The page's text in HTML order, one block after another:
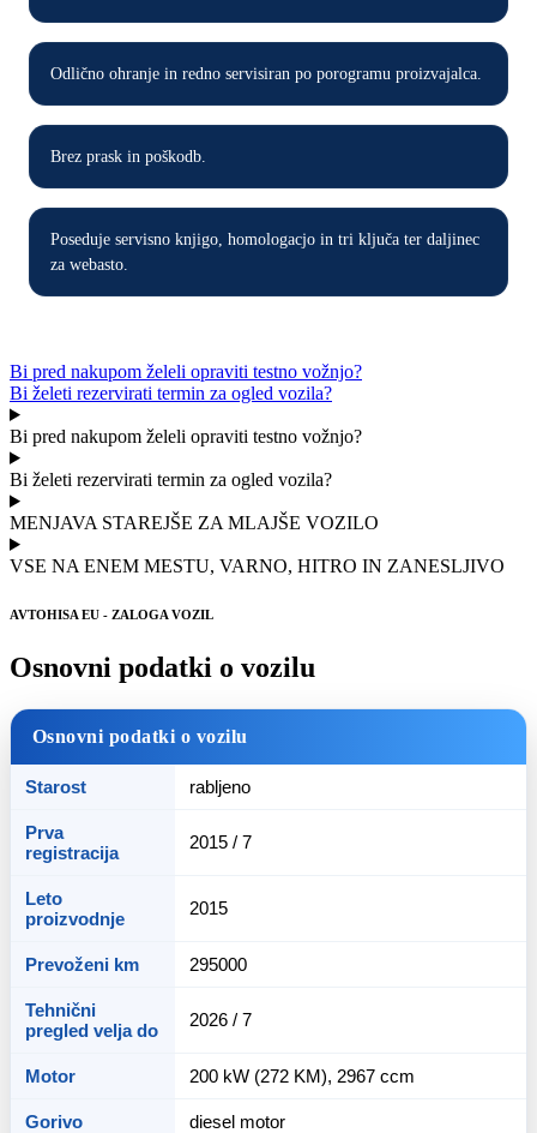
Odlično ohranje in redno servisiran po porogramu proizvajalca.
Brez prask in poškodb.
Poseduje servisno knjigo, homologacjo in tri ključa ter daljinec
za webasto.
Bi pred nakupom želeli opraviti testno vožnjo?
Bi želeti rezervirati termin za ogled vozila?
Bi pred nakupom želeli opraviti testno vožnjo?
Bi želeti rezervirati termin za ogled vozila?
MENJAVA STAREJŠE ZA MLAJŠE VOZILO
VSE NA ENEM MESTU, VARNO, HITRO IN ZANESLJIVO
AVTOHISA EU - ZALOGA VOZIL
Osnovni podatki o vozilu
Osnovni podatki o vozilu
Starost rabljeno
Prva
registracija
2015 / 7
Leto
proizvodnje
2015
Prevoženi km 295000
Tehnični
pregled velja do
2026 / 7
Motor 200 kW (272 KM), 2967 ccm
Gorivo diesel motor